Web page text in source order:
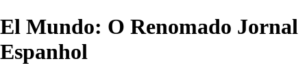
El Mundo: O Renomado Jornal
Espanhol